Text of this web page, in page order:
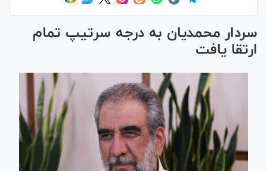
سردار محمدیان به درجه سرتیپ تمام
ارتقا یافت